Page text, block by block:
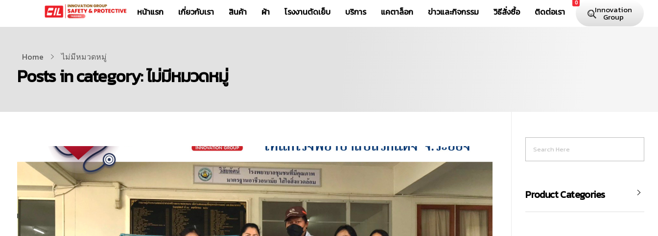
หน้าแรก เกี่ยวกับเรา สินค้า ผ้า โรงงานตัดเย็บ บริการ แคตาล็อก ข่าวและกิจกรรม วิธีสั่งซื้อ ติดต่อเรา Innovation
Group
0
Home ไม่มีหมวดหมู่
Posts in category: ไม่มีหมวดหมู่
Product Categories